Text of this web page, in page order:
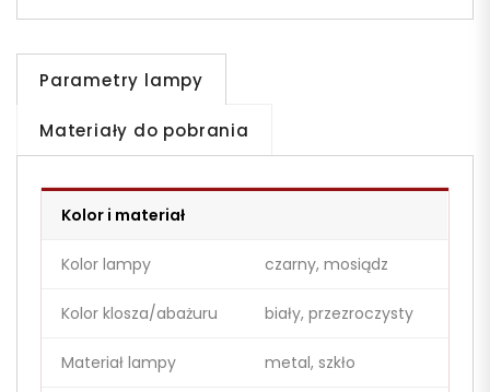
Parametry lampy
Materiały do pobrania
Kolor i materiał
Kolor lampy czarny, mosiądz
Kolor klosza/abażuru biały, przezroczysty
Materiał lampy metal, szkło